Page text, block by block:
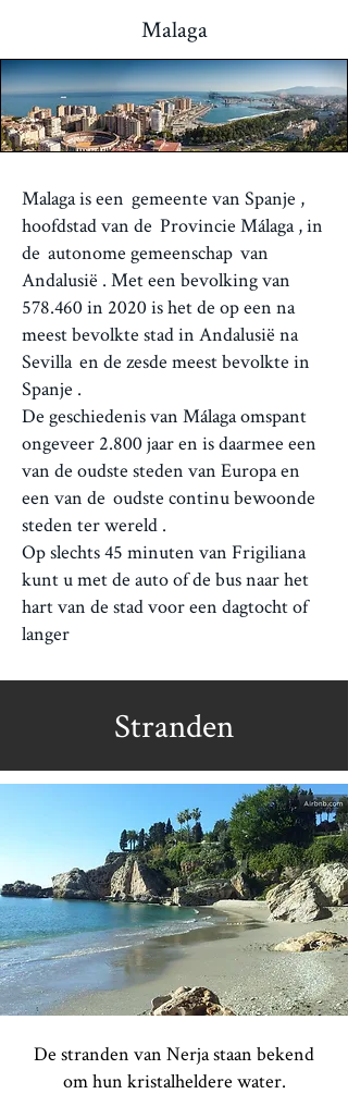
Malaga
Malaga is een gemeente van Spanje ,
hoofdstad van de Provincie Málaga, in
de autonome gemeenschap van
Andalusië . Met een bevolking van
578.460 in 2020 is het de op een na
meest bevolkte stad in Andalusië na
Sevilla en de zesde meest bevolkte in
Spanje .
De geschiedenis van Málaga omspant
ongeveer 2.800 jaar en is daarmee een
van de oudste steden van Europa en
een van de oudste continu bewoonde
steden ter wereld .
Op slechts 45 minuten van Frigiliana
kunt u met de auto of de bus naar het
hart van de stad voor een dagtocht of
langer
Stranden
De stranden van Nerja staan bekend
om hun kristalheldere water.